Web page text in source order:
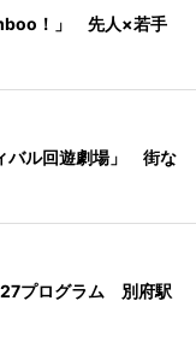
！」 先人×若手
バル回遊劇場」 街な
プログラム 別府駅